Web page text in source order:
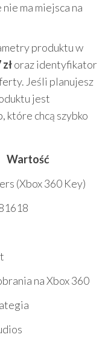
ma miejsca na
produktu w
oraz identyfikator
Jeśli planujesz
jest
które chcą szybko
Wartość
(Xbox 360 Key)
na Xbox 360